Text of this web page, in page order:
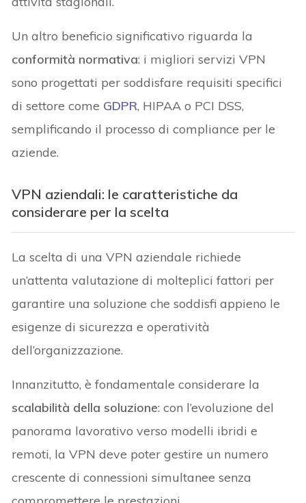
Un altro beneficio significativo riguarda la
conformità normativa: i migliori servizi VPN
sono progettati per soddisfare requisiti specifici
di settore come GDPR, HIPAA o PCI DSS,
semplificando il processo di compliance per le
aziende.
VPN aziendali: le caratteristiche da
considerare per la scelta
La scelta di una VPN aziendale richiede
un’attenta valutazione di molteplici fattori per
garantire una soluzione che soddisfi appieno le
esigenze di sicurezza e operatività
dell’organizzazione.
Innanzitutto, è fondamentale considerare la
scalabilità della soluzione: con l’evoluzione del
panorama lavorativo verso modelli ibridi e
remoti, la VPN deve poter gestire un numero
crescente di connessioni simultanee senza